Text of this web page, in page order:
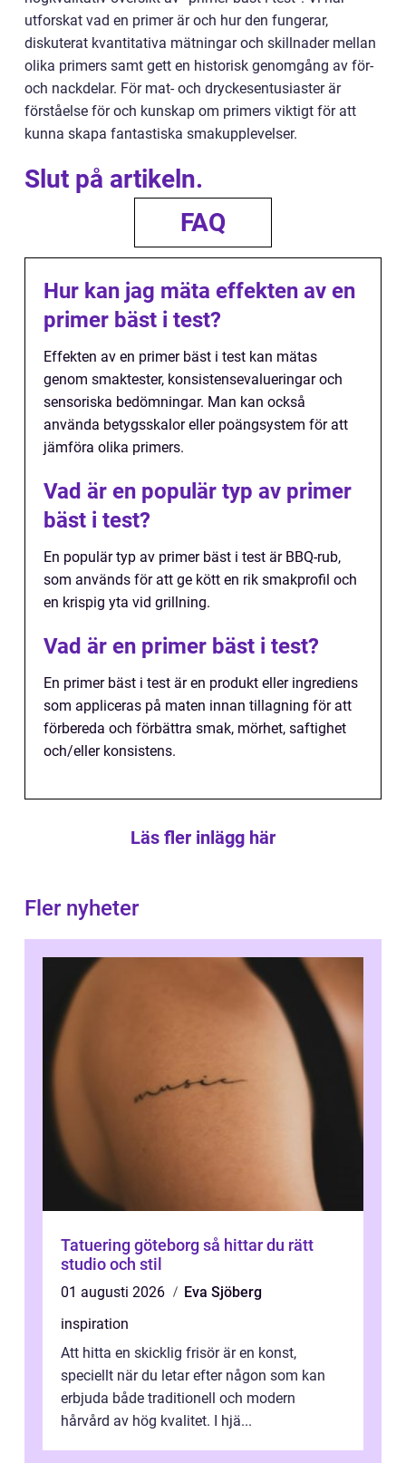
utforskat vad en primer är och hur den fungerar,
diskuterat kvantitativa mätningar och skillnader mellan
olika primers samt gett en historisk genomgång av för-
och nackdelar. För mat- och dryckesentusiaster är
förståelse för och kunskap om primers viktigt för att
kunna skapa fantastiska smakupplevelser.
Slut på artikeln.
FAQ
Hur kan jag mäta effekten av en
primer bäst i test?
Effekten av en primer bäst i test kan mätas
genom smaktester, konsistensevalueringar och
sensoriska bedömningar. Man kan också
använda betygsskalor eller poängsystem för att
jämföra olika primers.
Vad är en populär typ av primer
bäst i test?
En populär typ av primer bäst i test är BBQ-rub,
som används för att ge kött en rik smakprofil och
en krispig yta vid grillning.
Vad är en primer bäst i test?
En primer bäst i test är en produkt eller ingrediens
som appliceras på maten innan tillagning för att
förbereda och förbättra smak, mörhet, saftighet
och/eller konsistens.
Läs fler inlägg här
Fler nyheter
Tatuering göteborg så hittar du rätt
studio och stil
01 augusti 2026
Eva Sjöberg
inspiration
Att hitta en skicklig frisör är en konst,
speciellt när du letar efter någon som kan
erbjuda både traditionell och modern
hårvård av hög kvalitet. I hjä...